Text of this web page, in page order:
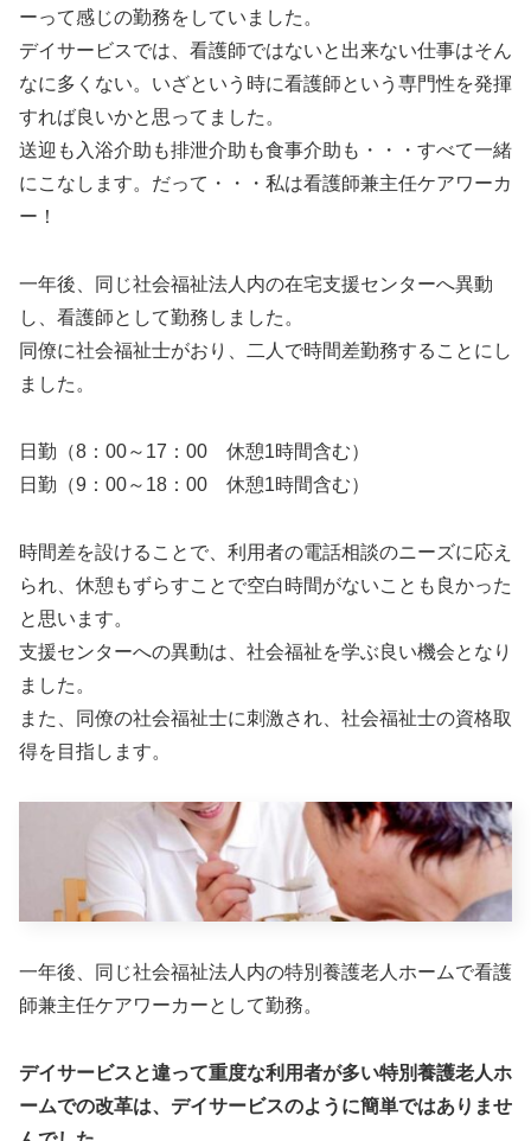
ーって感じの勤務をしていました。
デイサービスでは、看護師ではないと出来ない仕事はそん
なに多くない。いざという時に看護師という専門性を発揮
すれば良いかと思ってました。
送迎も入浴介助も排泄介助も食事介助も・・・すべて一緒
にこなします。だって・・・私は看護師兼主任ケアワーカ
ー！
一年後、同じ社会福祉法人内の在宅支援センターへ異動
し、看護師として勤務しました。
同僚に社会福祉士がおり、二人で時間差勤務することにし
ました。
日勤（8：00～17：00 休憩1時間含む）
日勤（9：00～18：00 休憩1時間含む）
時間差を設けることで、利用者の電話相談のニーズに応え
られ、休憩もずらすことで空白時間がないことも良かった
と思います。
支援センターへの異動は、社会福祉を学ぶ良い機会となり
ました。
また、同僚の社会福祉士に刺激され、社会福祉士の資格取
得を目指します。
一年後、同じ社会福祉法人内の特別養護老人ホームで看護
師兼主任ケアワーカーとして勤務。
デイサービスと違って重度な利用者が多い特別養護老人ホ
ームでの改革は、デイサービスのように簡単ではありませ